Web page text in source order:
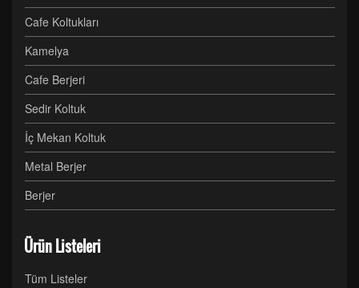
Cafe Koltukları
Kamelya
Cafe Berjeri
Sedir Koltuk
İç Mekan Koltuk
Metal Berjer
Berjer
Ürün Listeleri
Tüm Listeler